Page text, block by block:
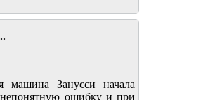
машина Занусси начала
ошибку и при